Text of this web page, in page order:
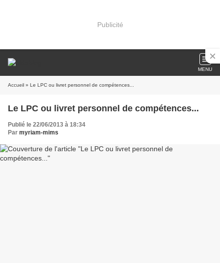
Publicité
MENU
Accueil » Le LPC ou livret personnel de compétences...
Le LPC ou livret personnel de compétences...
Publié le 22/06/2013 à 18:34
Par myriam-mims